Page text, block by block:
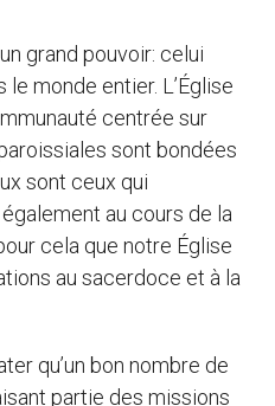
grand pouvoir: celui
le monde entier. L’Église
centrée sur
sont bondées
sont ceux qui
au cours de la
cela que notre Église
au sacerdoce et à la
qu’un bon nombre de
partie des missions